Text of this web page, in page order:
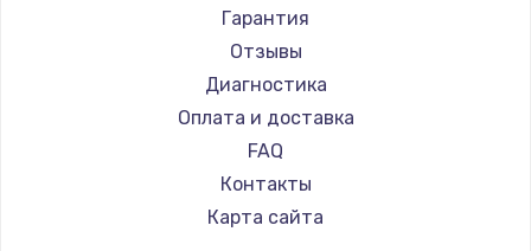
Техобслуживание
900 руб.
Заказать
Установка / подключение / демонтаж
1300 руб.
Заказать
Silter
Chayka
Beko
Vivitek
RED solution
Гарантия
Отзывы
Диагностика
Оплата и доставка
FAQ
Контакты
Карта сайта